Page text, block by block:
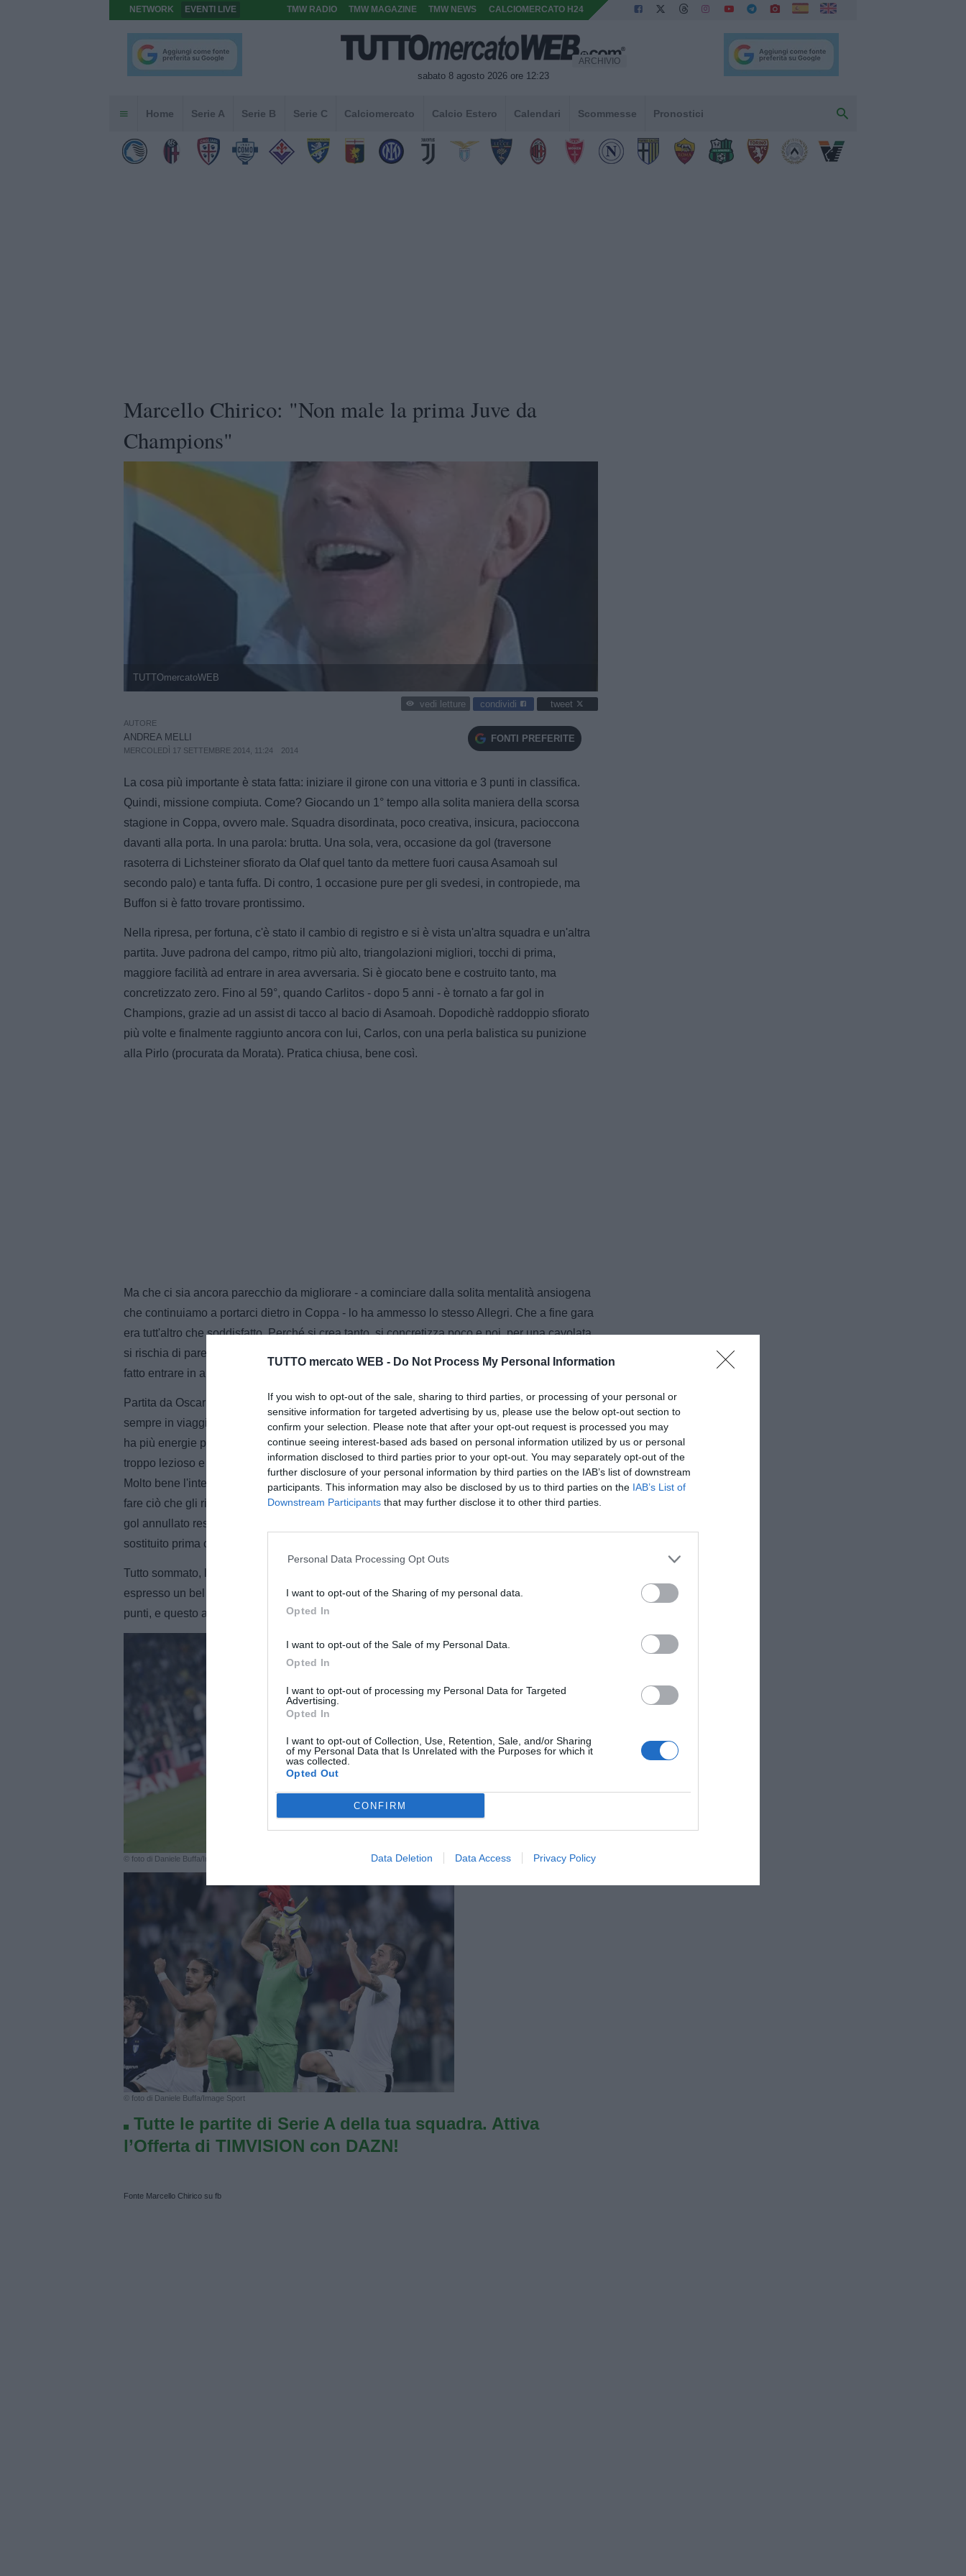
TUTTO mercato WEB - Do Not Process My Personal Information
If you wish to opt-out of the sale, sharing to third parties, or processing of your personal or
sensitive information for targeted advertising by us, please use the below opt-out section to
confirm your selection. Please note that after your opt-out request is processed you may
continue seeing interest-based ads based on personal information utilized by us or personal
information disclosed to third parties prior to your opt-out. You may separately opt-out of the
further disclosure of your personal information by third parties on the IAB’s list of downstream
participants. This information may also be disclosed by us to third parties on the IAB’s List of
Downstream Participants that may further disclose it to other third parties.
Personal Data Processing Opt Outs
I want to opt-out of the Sharing of my personal data.
Opted In
I want to opt-out of the Sale of my Personal Data.
Opted In
I want to opt-out of processing my Personal Data for Targeted
Advertising.
Opted In
I want to opt-out of Collection, Use, Retention, Sale, and/or Sharing
of my Personal Data that Is Unrelated with the Purposes for which it
was collected.
Opted Out
CONFIRM
Data Deletion Data Access Privacy Policy
NETWORK EVENTI LIVE TMW RADIO TMW MAGAZINE TMW NEWS CALCIOMERCATO H24
sabato 8 agosto 2026 ore 12:23
ARCHIVIO
Home Serie A Serie B Serie C Calciomercato Calcio Estero Calendari Scommesse Pronostici
Marcello Chirico: "Non male la prima Juve da
Champions"
TUTTOmercatoWEB
vedi letture condividi tweet
AUTORE
ANDREA MELLI
MERCOLEDÌ 17 SETTEMBRE 2014, 11:24 2014
FONTI PREFERITE
La cosa più importante è stata fatta: iniziare il girone con una vittoria e 3 punti in classifica.
Quindi, missione compiuta. Come? Giocando un 1° tempo alla solita maniera della scorsa
stagione in Coppa, ovvero male. Squadra disordinata, poco creativa, insicura, pacioccona
davanti alla porta. In una parola: brutta. Una sola, vera, occasione da gol (traversone
rasoterra di Lichsteiner sfiorato da Olaf quel tanto da mettere fuori causa Asamoah sul
secondo palo) e tanta fuffa. Di contro, 1 occasione pure per gli svedesi, in contropiede, ma
Buffon si è fatto trovare prontissimo.
Nella ripresa, per fortuna, c'è stato il cambio di registro e si è vista un'altra squadra e un'altra
partita. Juve padrona del campo, ritmo più alto, triangolazioni migliori, tocchi di prima,
maggiore facilità ad entrare in area avversaria. Si è giocato bene e costruito tanto, ma
concretizzato zero. Fino al 59°, quando Carlitos - dopo 5 anni - è tornato a far gol in
Champions, grazie ad un assist di tacco al bacio di Asamoah. Dopodichè raddoppio sfiorato
più volte e finalmente raggiunto ancora con lui, Carlos, con una perla balistica su punizione
alla Pirlo (procurata da Morata). Pratica chiusa, bene così.
Ma che ci sia ancora parecchio da migliorare - a cominciare dalla solita mentalità ansiogena
che continuiamo a portarci dietro in Coppa - lo ha ammesso lo stesso Allegri. Che a fine gara
era tutt'altro che soddisfatto. Perché si crea tanto, si concretizza poco e poi, per una cavolata,
si rischia di pareggiare una gara dominata. Ad ogni modo, dietro - a onor del vero - hanno
fatto entrare in area il Malmoe una volta sola in 95 minuti.
Partita da Oscar per Tevez (dappertutto e incontenibile) e Lichsteiner (un autentico treno
sempre in viaggio, ma che da quest'anno corre solo mezzo binario di campo: in questo modo
ha più energie per correre e sfornare cross & assist in quantità industriali). Maluccio Pogba,
troppo lezioso e poco incisivo, male Marchisio, marcato a vista e mai al centro del gioco.
Molto bene l'intero reparto difensivo, ancora una volta imbattuto, molto bene Asa tornato a
fare ciò che gli riesce meglio (e si è visto) bene Evra, generoso e utilissimo Llorente, sul cui
gol annullato restano dei dubbi. Personalmene, visto quanto si è spompato, l'avrei però
sostituito prima con Morata che ha sempre un ottimo impatto con la gara.
Tutto sommato, la Juve europea di Allegri non mi è dispiaciuta. Nella ripresa ha pure
espresso un bel calcio e strameritato di vincere. C'è da lavorare, però si è cominciato coi 3
punti, e questo aiuta.
© foto di Daniele Buffa/Image Sport
© foto di Daniele Buffa/Image Sport
Tutte le partite di Serie A della tua squadra. Attiva
l’Offerta di TIMVISION con DAZN!
Fonte Marcello Chirico su fb